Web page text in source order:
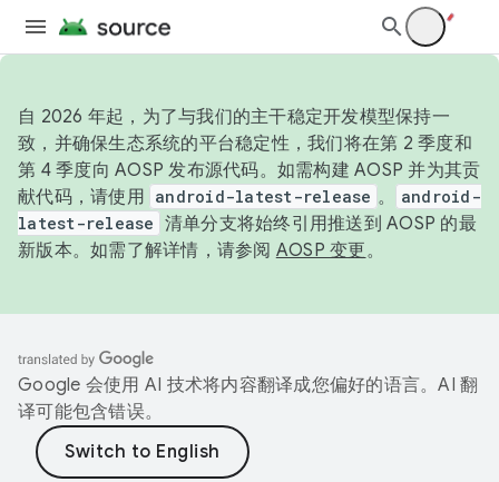
自 2026 年起，为了与我们的主干稳定开发模型保持一
致，并确保生态系统的平台稳定性，我们将在第 2 季度和
第 4 季度向 AOSP 发布源代码。如需构建 AOSP 并为其贡
献代码，请使用 android-latest-release 。
android-
latest-release 清单分支将始终引用推送到 AOSP 的最
新版本。如需了解详情，请参阅 AOSP 变更。
Google 会使用 AI 技术将内容翻译成您偏好的语言。AI 翻
译可能包含错误。